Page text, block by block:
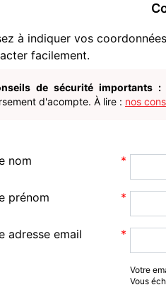
à indiquer vos
facilement.
de sécurité importants :
d'acompte. À lire : nos
nom
prénom
adresse email
Votre
Vous